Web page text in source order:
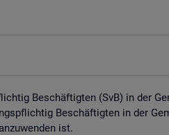
Be­schäf­tig­ten (SvB) in der
Be­schäf­tig­ten in der
ist.